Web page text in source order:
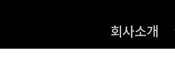
회사소개